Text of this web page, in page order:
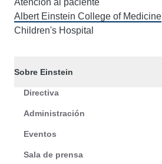
Atención al paciente
Albert Einstein College of Medicine
Children's Hospital
Sobre Einstein
Directiva
Administración
Eventos
Sala de prensa